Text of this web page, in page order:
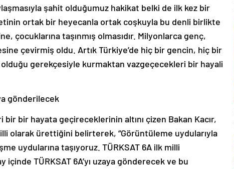
şahit olduğumuz hakikat belki de ilk kez bir
ortak bir heyecanla ortak coşkuyla bu denli birlikte
çocuklarına taşınmış olmasıdır. Milyonlarca genç,
çevirmiş oldu. Artık Türkiye’de hiç bir gencin, hiç bir
gerekçesiyle kurmaktan vazgeçecekleri bir hayali
gönderilecek
bir bir hayata geçireceklerinin altını çizen Bakan Kacır,
olarak ürettiğini belirterek, “Görüntüleme uydularıyla
uydularına taşıyoruz. TÜRKSAT 6A ilk milli
TÜRKSAT 6A’yı uzaya gönderecek ve bu